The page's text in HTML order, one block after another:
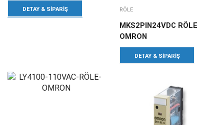
DETAY & SIPARIŞ RÖLE
MKS2PIN24VDC RÖLE
OMRON
DETAY & SIPARIŞ